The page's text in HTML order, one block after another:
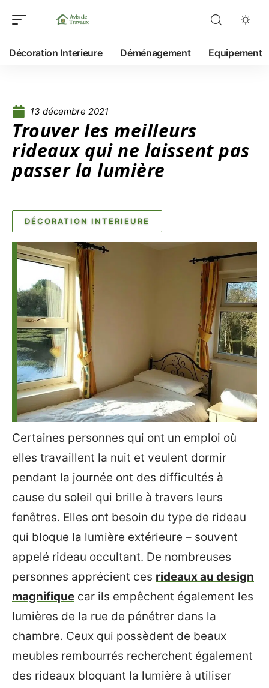
Décoration Interieure Déménagement Equipement
13 décembre 2021
Trouver les meilleurs
rideaux qui ne laissent pas
passer la lumière
DÉCORATION INTERIEURE
Certaines personnes qui ont un emploi où
elles travaillent la nuit et veulent dormir
pendant la journée ont des difficultés à
cause du soleil qui brille à travers leurs
fenêtres. Elles ont besoin du type de rideau
qui bloque la lumière extérieure – souvent
appelé rideau occultant. De nombreuses
personnes apprécient ces rideaux au design
magnifique car ils empêchent également les
lumières de la rue de pénétrer dans la
chambre. Ceux qui possèdent de beaux
meubles rembourrés recherchent également
des rideaux bloquant la lumière à utiliser